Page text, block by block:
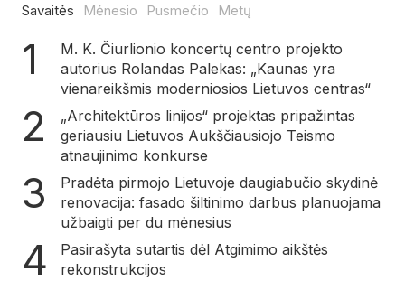
Savaitės Mėnesio Pusmečio Metų
M. K. Čiurlionio koncertų centro projekto
autorius Rolandas Palekas: „Kaunas yra
vienareikšmis moderniosios Lietuvos centras“
„Architektūros linijos“ projektas pripažintas
geriausiu Lietuvos Aukščiausiojo Teismo
atnaujinimo konkurse
Pradėta pirmojo Lietuvoje daugiabučio skydinė
renovacija: fasado šiltinimo darbus planuojama
užbaigti per du mėnesius
Pasirašyta sutartis dėl Atgimimo aikštės
rekonstrukcijos